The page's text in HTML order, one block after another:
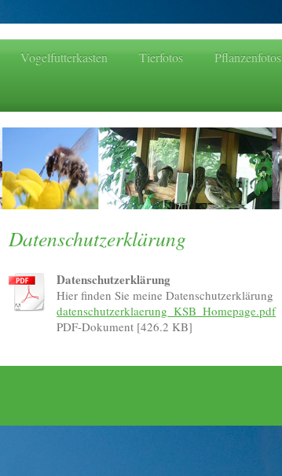
Vogelfutterkasten Tierfotos Pflanzenfotos
Datenschutzerklärung
Datenschutzerklärung
Hier finden Sie meine Datenschutzerklärung
datenschutzerklaerung_KSB_Homepage.pdf
PDF-Dokument [426.2 KB]